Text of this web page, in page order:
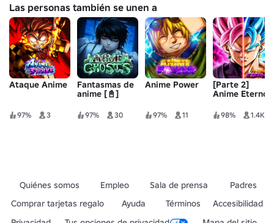
Las personas también se unen a
Ataque Anime
97% 3
Fantasmas de
anime [📓]
97% 30
Anime Power
97% 11
[Parte 2]
Anime Eterno
98% 1.4K
Quiénes somos Empleo Sala de prensa
Padres
Comprar tarjetas regalo
Ayuda Términos
Accesibilidad